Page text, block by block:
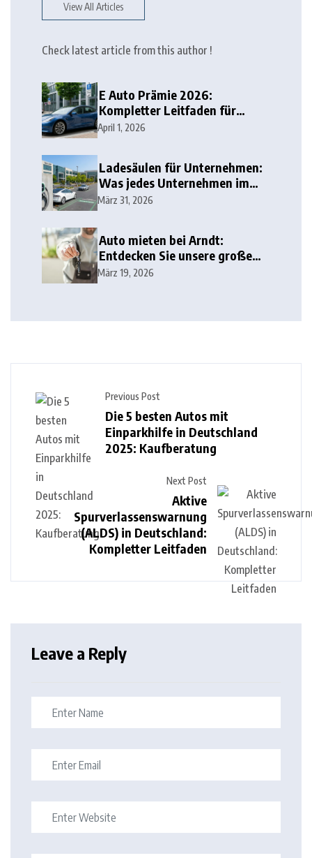
View All Articles
Check latest article from this author !
E Auto Prämie 2026:
Kompletter Leitfaden für
Deutschland
April 1, 2026
Ladesäulen für Unternehmen:
Was jedes Unternehmen im
Jahr 2026 wissen sollte
März 31, 2026
Auto mieten bei Arndt:
Entdecken Sie unsere große
Auswahl!
März 19, 2026
Previous Post
Die 5 besten Autos mit
Einparkhilfe in Deutschland
2025: Kaufberatung
Next Post
Aktive
Spurverlassenswarnung
(ALDS) in Deutschland:
Kompletter Leitfaden
Leave a Reply